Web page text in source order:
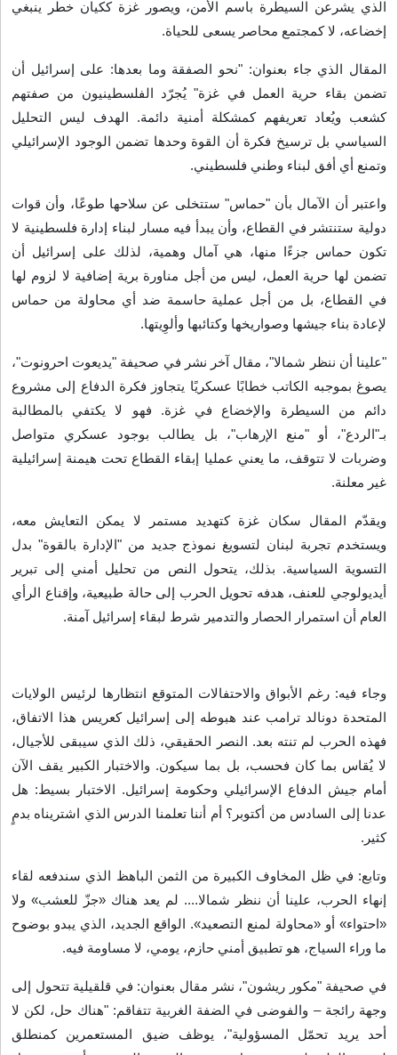
الذي يشرعن السيطرة باسم الأمن، ويصور غزة ككيان خطر ينبغي
إخضاعه، لا كمجتمع محاصر يسعى للحياة.
المقال الذي جاء بعنوان: "نحو الصفقة وما بعدها: على إسرائيل أن
تضمن بقاء حرية العمل في غزة" يُجرّد الفلسطينيون من صفتهم
كشعب ويُعاد تعريفهم كمشكلة أمنية دائمة. الهدف ليس التحليل
السياسي بل ترسيخ فكرة أن القوة وحدها تضمن الوجود الإسرائيلي
وتمنع أي أفق لبناء وطني فلسطيني.
واعتبر أن الآمال بأن "حماس" ستتخلى عن سلاحها طوعًا، وأن قوات
دولية ستنتشر في القطاع، وأن يبدأ فيه مسار لبناء إدارة فلسطينية لا
تكون حماس جزءًا منها، هي آمال وهمية، لذلك على إسرائيل أن
تضمن لها حرية العمل، ليس من أجل مناورة برية إضافية لا لزوم لها
في القطاع، بل من أجل عملية حاسمة ضد أي محاولة من حماس
لإعادة بناء جيشها وصواريخها وكتائبها وألوِيتها.
"علينا أن ننظر شمالا"، مقال آخر نشر في صحيفة "يديعوت احرونوت"،
يصوغ بموجبه الكاتب خطابًا عسكريًا يتجاوز فكرة الدفاع إلى مشروع
دائم من السيطرة والإخضاع في غزة. فهو لا يكتفي بالمطالبة
بـ"الردع"، أو "منع الإرهاب"، بل يطالب بوجود عسكري متواصل
وضربات لا تتوقف، ما يعني عمليا إبقاء القطاع تحت هيمنة إسرائيلية
غير معلنة.
ويقدّم المقال سكان غزة كتهديد مستمر لا يمكن التعايش معه،
ويستخدم تجربة لبنان لتسويغ نموذج جديد من "الإدارة بالقوة" بدل
التسوية السياسية. بذلك، يتحول النص من تحليل أمني إلى تبرير
أيديولوجي للعنف، هدفه تحويل الحرب إلى حالة طبيعية، وإقناع الرأي
العام أن استمرار الحصار والتدمير شرط لبقاء إسرائيل آمنة.
وجاء فيه: رغم الأبواق والاحتفالات المتوقع انتظارها لرئيس الولايات
المتحدة دونالد ترامب عند هبوطه إلى إسرائيل كعريس هذا الاتفاق،
فهذه الحرب لم تنته بعد. النصر الحقيقي، ذلك الذي سيبقى للأجيال،
لا يُقاس بما كان فحسب، بل بما سيكون. والاختبار الكبير يقف الآن
أمام جيش الدفاع الإسرائيلي وحكومة إسرائيل. الاختبار بسيط: هل
عدنا إلى السادس من أكتوبر؟ أم أننا تعلمنا الدرس الذي اشتريناه بدمٍ
كثير .
وتابع: في ظل المخاوف الكبيرة من الثمن الباهظ الذي سندفعه لقاء
إنهاء الحرب، علينا أن ننظر شمالا.... لم يعد هناك «جزّ للعشب» ولا
«احتواء» أو «محاولة لمنع التصعيد». الواقع الجديد، الذي يبدو بوضوح
ما وراء السياج، هو تطبيق أمني حازم، يومي، لا مساومة فيه.
في صحيفة "مكور ريشون"، نشر مقال بعنوان: في قلقيلية تتحول إلى
وجهة رائجة – والفوضى في الضفة الغربية تتفاقم: "هناك حل، لكن لا
أحد يريد تحمّل المسؤولية"، يوظف ضيق المستعمرين كمنطلق